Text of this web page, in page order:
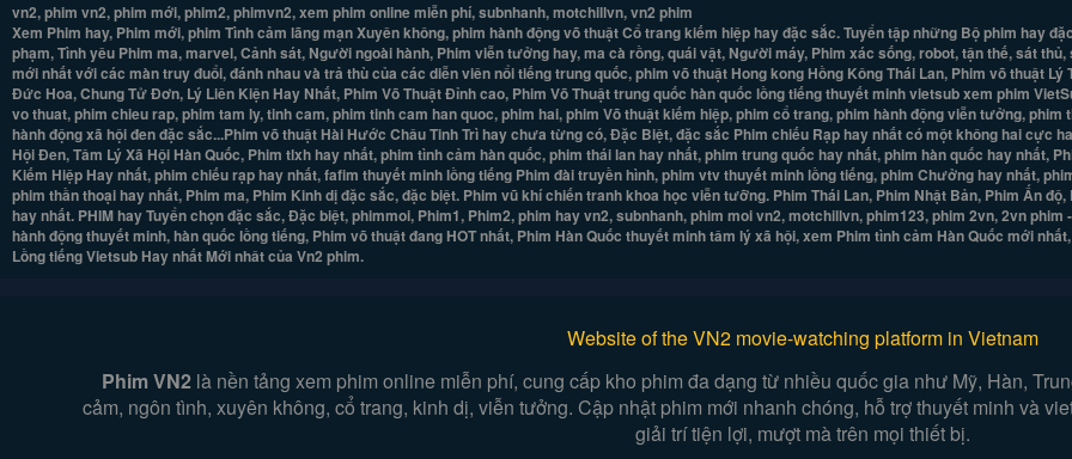
vn2, phim vn2, phim mới, phim2, phimvn2, xem phim online miễn phí, subnhanh, motchillvn, vn2 phim
Xem Phim hay, Phim mới, phim Tình cảm lãng mạn Xuyên không, phim hành động võ thuật Cổ trang kiếm hiệp hay đặc sắc. Tuyển tập những Bộ phim hay
phạm, Tình yêu Phim ma, marvel, Cảnh sát, Người ngoài hành, Phim viễn tưởng hay, ma cà rồng, quái vật, Người máy, Phim xác sống, robot, tận thế, sát
mới nhất với các màn truy đuổi, đánh nhau và trả thù của các diễn viên nổi tiếng trung quốc, phim võ thuật Hong kong Hồng Kông Thái Lan, Phim võ thuật Lý
Đức Hoa, Chung Tử Đơn, Lý Liên Kiện Hay Nhất, Phim Võ Thuật Đỉnh cao, Phim Võ Thuật trung quốc hàn quốc lồng tiếng thuyết minh vietsub xem phim
vo thuat, phim chieu rap, phim tam ly, tinh cam, phim tinh cam han quoc, phim hai, phim Võ thuật kiếm hiệp, phim cổ trang, phim hành động viễn tưởng,
hành động xã hội đen đặc sắc...Phim võ thuật Hài Hước Châu Tinh Trì hay chưa từng có, Đặc Biệt, đặc sắc Phim chiếu Rạp hay nhất có một không hai cực
Hội Đen, Tâm Lý Xã Hội Hàn Quốc, Phim tlxh hay nhất, phim tình cảm hàn quốc, phim thái lan hay nhất, phim trung quốc hay nhất, phim hàn quốc hay nhất,
Kiếm Hiệp Hay nhất, phim chiếu rạp hay nhất, fafim thuyết minh lồng tiếng Phim đài truyền hình, phim vtv thuyết minh lồng tiếng, phim Chưởng hay nhất,
phim thần thoại hay nhất, Phim ma, Phim Kinh dị đặc sắc, đặc biệt. Phim vũ khí chiến tranh khoa học viễn tưỡng. Phim Thái Lan, Phim Nhật Bản, Phim Ấn
hay nhất. PHIM hay Tuyển chọn đặc sắc, Đặc biệt, phimmoi, Phim1, Phim2, phim hay vn2, subnhanh, phim moi vn2, motchillvn, phim123, phim 2vn, 2vn
hành động thuyết minh, hàn quốc lồng tiếng, Phim võ thuật đang HOT nhất, Phim Hàn Quốc thuyết minh tâm lý xã hội, xem Phim tình cảm Hàn Quốc mới
Lồng tiếng Vietsub Hay nhất Mới nhât của Vn2 phim.
Website of the VN2 movie-watching platform in Vietnam
Phim VN2 là nền tảng xem phim online miễn phí, cung cấp kho phim đa dạng từ nhiều quốc gia như Mỹ, Hàn,
cảm, ngôn tình, xuyên không, cổ trang, kinh dị, viễn tưởng. Cập nhật phim mới nhanh chóng, hỗ trợ thuyết minh và
giải trí tiện lợi, mượt mà trên mọi thiết bị.